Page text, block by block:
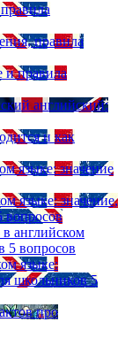
правила
и правила
английский:
и как
языке: значение
языке: значение,
вопросов
английском
5 вопросов
языке:
школьников 5
про